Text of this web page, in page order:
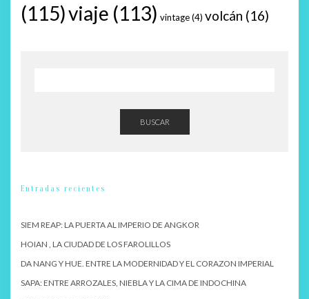
(115)viaje (113) vintage(4) volcán (16)
BUSCAR
Entradas recientes
SIEM REAP: LA PUERTA AL IMPERIO DE ANGKOR
HOIAN , LA CIUDAD DE LOS FAROLILLOS
DA NANG Y HUE. ENTRE LA MODERNIDAD Y EL CORAZON IMPERIAL
SAPA: ENTRE ARROZALES, NIEBLA Y LA CIMA DE INDOCHINA